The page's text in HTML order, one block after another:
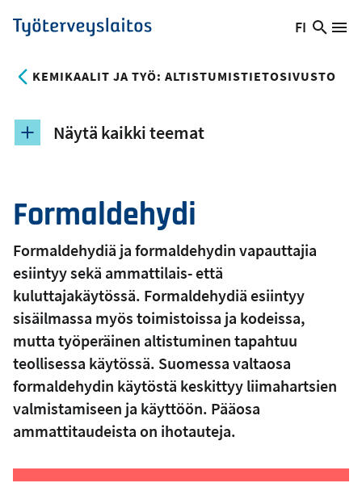
Hyppää
pääsisältöön
Työterveyslaitos
Vaihda
nykyinen
kieli:
FI
Hae
KEMIKAALIT JA TYÖ: ALTISTUMISTIETOSIVUSTO
Formaldehydi
Formaldehydiä ja formaldehydin vapauttajia
esiintyy sekä ammattilais- että
kuluttajakäytössä. Formaldehydiä esiintyy
sisäilmassa myös toimistoissa ja kodeissa,
mutta työperäinen altistuminen tapahtuu
teollisessa käytössä. Suomessa valtaosa
formaldehydin käytöstä keskittyy liimahartsien
valmistamiseen ja käyttöön. Pääosa
ammattitaudeista on ihotauteja.
Näytä kaikki teemat